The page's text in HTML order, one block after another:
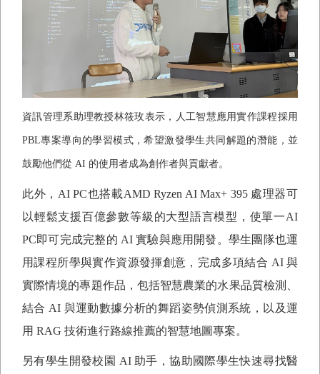
資訊管理系助理教授林筱玫表示，人工智慧應用實作課程採用
PBL專案導向的學習模式，希望激發學生共同解題的潛能，並
鼓勵他們從 AI 的使用者成為創作者與貢獻者。
此外， AI PC也搭載AMD Ryzen AI Max+ 395 處理器可
以輕鬆支援百億參數等級的大型語言模型，使單一AI
PC即可完成完整的 AI實驗與應用開發。學生團隊也運
用課程所學與實作資源發揮創意，完成多項結合 AI與
實際情境的專題作品，包括智慧農業的水果品質檢測、
結合 AI 與運動數據分析的舞蹈姿勢偵測系統，以及運
用 RAG 技術進行路線推薦的智慧地圖專案。
另有學生開發校園 AI 助手，協助國際學生快速尋找醫